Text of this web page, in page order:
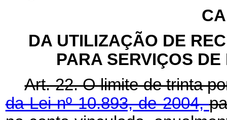
DA UTILIZAÇÃO DE
PARA SERVIÇOS
Art. 22. O limite de trinta
da Lei nº 10.893, de 2004,